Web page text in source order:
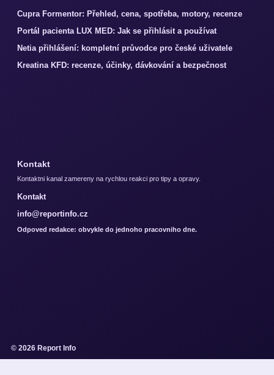
Cupra Formentor: Přehled, cena, spotřeba, motory, recenze
Portál pacienta LUX MED: Jak se přihlásit a používat
Netia přihlášení: kompletní průvodce pro české uživatele
Kreatina KFD: recenze, účinky, dávkování a bezpečnost
Kontakt
Kontaktni kanal zamereny na rychlou reakci pro tipy a opravy.
Kontakt
info@reportinfo.cz
Odpoved redakce: obvykle do jednoho pracovniho dne.
© 2026 Report Info